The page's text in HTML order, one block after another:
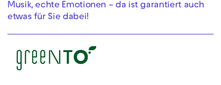
Musik, echte Emotionen – da ist garantiert auch
etwas für Sie dabei!